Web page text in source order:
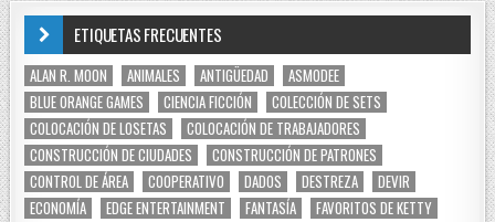
ETIQUETAS FRECUENTES
ALAN R. MOON ANIMALES ANTIGÜEDAD
ASMODEE
BLUE ORANGE GAMES
CIENCIA FICCIÓN
COLECCIÓN DE SETS
COLOCACIÓN DE LOSETAS
COLOCACIÓN DE TRABAJADORES
CONSTRUCCIÓN DE CIUDADES
CONSTRUCCIÓN DE PATRONES
CONTROL DE ÁREA
COOPERATIVO DADOS DESTREZA
DEVIR
ECONOMÍA
EDGE ENTERTAINMENT FANTASÍA
FAVORITOS DE KETTY